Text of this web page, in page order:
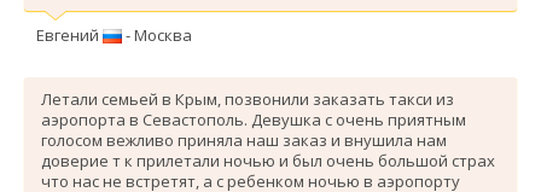
Евгений - Москва
Летали семьей в Крым, позвонили заказать такси из
аэропорта в Севастополь. Девушка с очень приятным
голосом вежливо приняла наш заказ и внушила нам
доверие т к прилетали ночью и был очень большой страх
что нас не встретят, а с ребенком ночью в аэропорту